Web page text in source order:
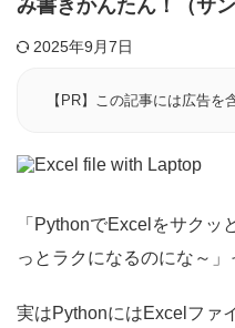
み書きかんたん！（サ
2025年9月7日
【PR】この記事には広告を
「PythonでExcelをサクッ
っとラクになるのにな～」
実はPythonにはExcelファ